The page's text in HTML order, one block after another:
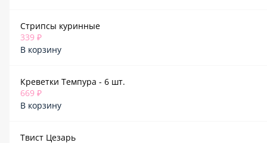
Стрипсы куринные
339 ₽
В корзину
Креветки Темпура - 6 шт.
669 ₽
В корзину
Твист Цезарь